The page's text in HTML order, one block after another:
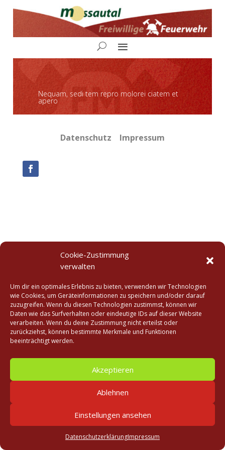
Cookie-Zustimmung
verwalten
Um dir ein optimales Erlebnis zu bieten, verwenden wir Technologien
wie Cookies, um Geräteinformationen zu speichern und/oder darauf
zuzugreifen. Wenn du diesen Technologien zustimmst, können wir
Daten wie das Surfverhalten oder eindeutige IDs auf dieser Website
verarbeiten. Wenn du deine Zustimmung nicht erteilst oder
zurückziehst, können bestimmte Merkmale und Funktionen
beeinträchtigt werden.
Akzeptieren
Ablehnen
Einstellungen ansehen
DatenschutzerklärungImpressum
Nequam, sedi tem repro molorei ciatem et
apero
Datenschutz Impressum